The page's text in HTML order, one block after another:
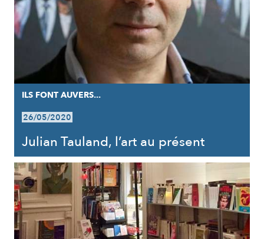
ILS FONT AUVERS...
26/05/2020
Julian Tauland, l’art au présent